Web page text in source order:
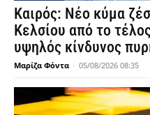
Καιρός: Νέο κύμα
Κελσίου από το
υψηλός κίνδυνος
Μαρίζα Φόντα - 05/08/2026 08:35